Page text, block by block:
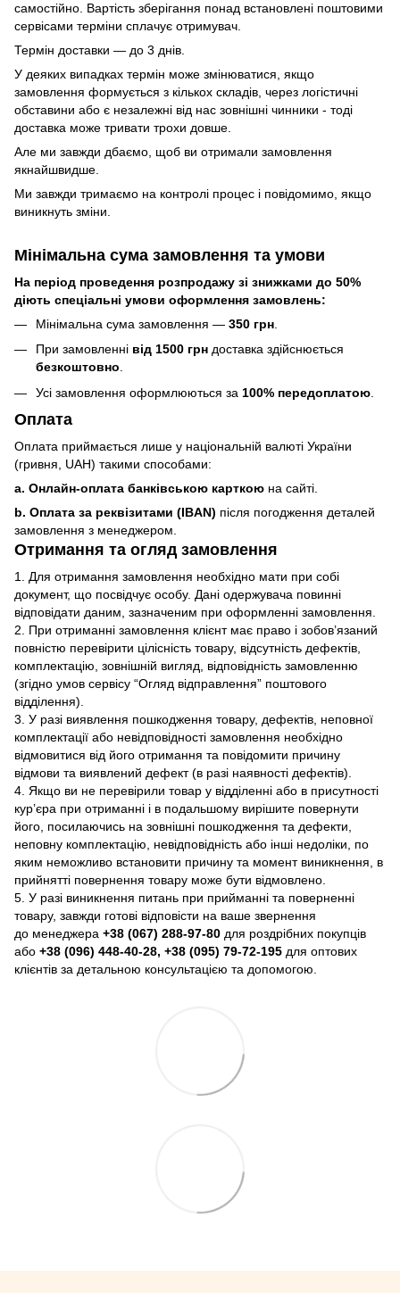
самостійно. Вартість зберігання понад вcтановлені поштовими
сервісами терміни сплачує отримувач.
Термін доставки — до 3 днів.
У деяких випадках термін може змінюватися, якщо
замовлення формується з кількох складів, через логістичні
обставини або є незалежні від нас зовнішні чинники - тоді
доставка може тривати трохи довше.
Але ми завжди дбаємо, щоб ви отримали замовлення
якнайшвидше.
Ми завжди тримаємо на контролі процес і повідомимо, якщо
виникнуть зміни.
Мінімальна сума замовлення та умови
На період проведення розпродажу зі знижками до 50%
діють спеціальні умови оформлення замовлень:
Мінімальна сума замовлення — 350 грн
При замовленні від 1500 грн доставка здійснюється
безкоштовно.
Усі замовлення оформлюються за 100% передоплатою
Оплата
Оплата приймається лише у національній валюті України
(гривня, UAH) такими способами:
a. Онлайн-оплата банківською карткою на сайті.
b. Оплата за реквізитами (IBAN) після погодження деталей
замовлення з менеджером.
Отримання та огляд замовлення
1. Для отримання замовлення необхідно мати при собі
документ, що посвідчує особу. Дані одержувача повинні
відповідати даним, зазначеним при оформленні замовлення.
2. При отриманні замовлення клієнт має право і зобов’язаний
повністю перевірити цілісність товару, відсутність дефектів,
комплектацію, зовнішній вигляд, відповідність замовленню
(згідно умов сервісу “Огляд відправлення” поштового
відділення).
3. У разі виявлення пошкодження товару, дефектів, неповної
комплектації або невідповідності замовлення необхідно
відмовитися від його отримання та повідомити причину
відмови та виявлений дефект (в разі наявності дефектів).
4. Якщо ви не перевірили товар у відділенні або в присутності
кур’єра при отриманні і в подальшому вирішите повернути
його, посилаючись на зовнішні пошкодження та дефекти,
неповну комплектацію, невідповідність або інші недоліки, по
яким неможливо встановити причину та момент виникнення, в
прийнятті повернення товару може бути відмовлено.
5. У разі виникнення питань при прийманні та поверненні
товару, завжди готові відповісти на ваше звернення
до менеджера +38 (067) 288-97-80 для роздрібних покупців
або +38 (096) 448-40-28, +38 (095) 79-72-195 для оптових
клієнтів за детальною консультацією та допомогою.